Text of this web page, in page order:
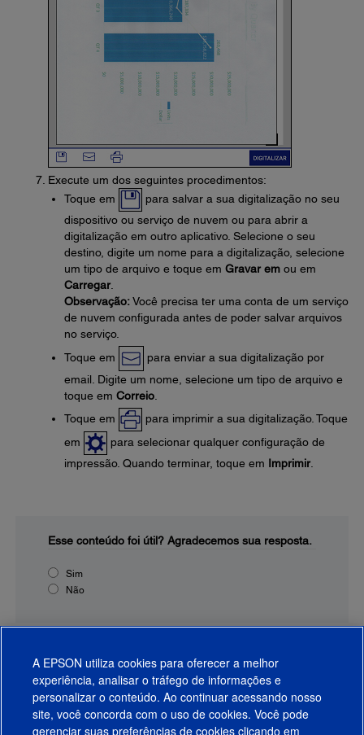
Execute um dos seguintes procedimentos:
Toque em
para salvar a sua digitalização no seu
dispositivo ou serviço de nuvem ou para abrir a
digitalização em outro aplicativo. Selecione o seu
destino, digite um nome para a digitalização, selecione
um tipo de arquivo e toque em Gravar em ou em
Carregar.
Observação:Você precisa ter uma conta de um serviço
de nuvem configurada antes de poder salvar arquivos
no serviço.
Toque em
para enviar a sua digitalização por
email. Digite um nome, selecione um tipo de arquivo e
toque em Correio
Toque em
para imprimir a sua digitalização. Toque
em
para selecionar qualquer configuração de
impressão. Quando terminar, toque em Imprimir.
Esse conteúdo foi útil? Agradecemos sua resposta.
Sim
Não
A EPSON utiliza cookies para oferecer a melhor
experiência, analisar o tráfego de informações e
personalizar o conteúdo. Ao continuar acessando nosso
site, você concorda com o uso de cookies. Você pode
gerenciar suas preferências de cookies clicando em